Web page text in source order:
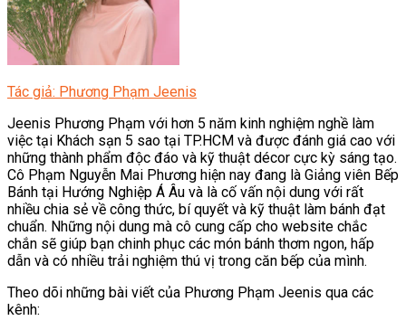
Tác giả: Phương Phạm Jeenis
Jeenis Phương Phạm với hơn 5 năm kinh nghiệm nghề làm
việc tại Khách sạn 5 sao tại TP.HCM và được đánh giá cao với
những thành phẩm độc đáo và kỹ thuật décor cực kỳ sáng tạo.
Cô Phạm Nguyễn Mai Phương hiện nay đang là Giảng viên Bếp
Bánh tại Hướng Nghiệp Á Âu và là cố vấn nội dung với rất
nhiều chia sẻ về công thức, bí quyết và kỹ thuật làm bánh đạt
chuẩn. Những nội dung mà cô cung cấp cho website chắc
chắn sẽ giúp bạn chinh phục các món bánh thơm ngon, hấp
dẫn và có nhiều trải nghiệm thú vị trong căn bếp của mình.
Theo dõi những bài viết của Phương Phạm Jeenis qua các
kênh: